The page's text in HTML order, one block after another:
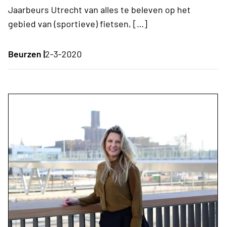
Jaarbeurs Utrecht van alles te beleven op het
gebied van (sportieve) fietsen, […]
Beurzen |2-3-2020